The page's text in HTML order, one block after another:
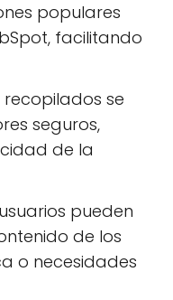
populares
facilitando
recopilados se
seguros,
de la
pueden
de los
o necesidades